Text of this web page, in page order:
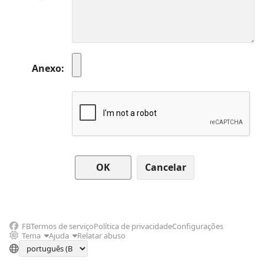
Anexo
Cancelar
FBTermos de serviçoPolítica de privacidadeConfigurações
Tema
Ajuda Relatar abuso